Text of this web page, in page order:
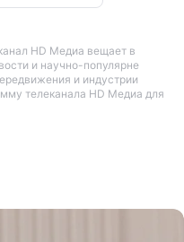
HD Медиа вещает в
и научно-популярне
и индустрии
телеканала HD Медиа для